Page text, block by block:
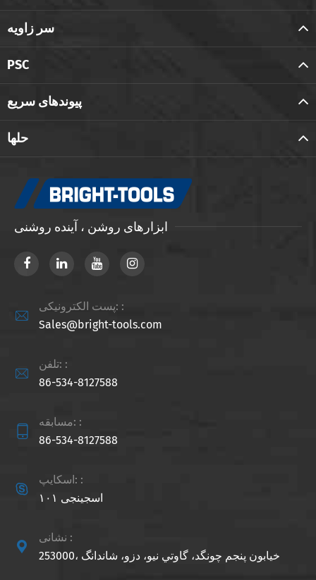
سر زاویه
PSC
پیوندهای سریع
حلها
ابزارهای روشن ، آینده روشنی

پست الکترونیکی: :
Sales@bright-tools.com

تلفن: :
86-534-8127588

مسابقه: :
86-534-8127588

اسکایپ: :
اسجینجی ۱۰۱

نشانی :
253000، خيابون پنجم چونگد، گاوتي نيو، دزو، شاندانگ